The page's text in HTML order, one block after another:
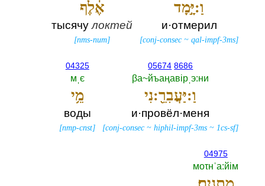
וַ:יָּ֣מָד
и·отмерил
[conj-consec ~qal-impf-3ms]
אֶ֔לֶף
тысячулоктей
[nms-num]
05674 8686
βа~йъаңавiрˌэ:ни
וַ:יַּעֲבִרֵ֖:נִי
и·провёл·меня
[conj-consec ~hiphil-impf-3ms ~1cs-sf]
04325
мˌє
מֵ֥י
воды
[nmp-cnst]
04975
моτнˈа:йiм